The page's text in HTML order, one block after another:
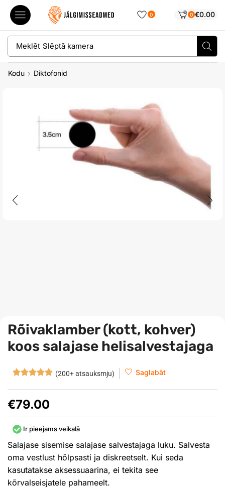
0 0 €0.00
Meklēt Slēptā kamera
Kodu Diktofonid
Rõivaklamber (kott, kohver)
koos salajase helisalvestajaga
(200+ atsauksmju) Saglabāt
€79.00
Ir pieejams veikalā
Salajase sisemise salajase salvestajaga luku. Salvesta
oma vestlust hõlpsasti ja diskreetselt. Kui seda
kasutatakse aksessuaarina, ei tekita see
kõrvalseisjatele pahameelt.